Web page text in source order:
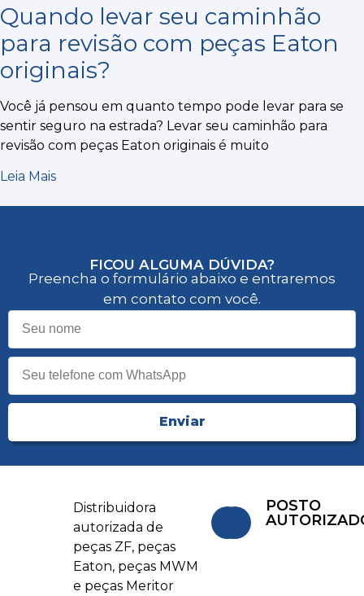
Quando levar seu caminhão
para revisão com peças Eaton
originais?
Você já pensou em quanto tempo pode levar para se
sentir seguro na estrada? Levar seu caminhão para
revisão com peças Eaton originais é muito
Leia Mais
FICOU ALGUMA DÚVIDA?
Preencha o formulário abaixo e entraremos
em contato com você.
Enviar
Distribuidora
autorizada de
peças ZF, peças
Eaton, peças MWM
e peças Meritor
POSTO